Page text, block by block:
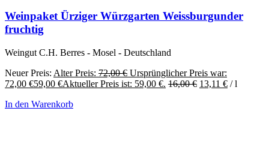
Weinpaket Ürziger Würzgarten Weissburgunder
fruchtig
Weingut C.H. Berres - Mosel - Deutschland
Neuer Preis: Alter Preis: 72,00€ Ursprünglicher Preis war:
72,00 €59,00 €Aktueller Preis ist: 59,00 €. 16,00€ 13,11 € /l
In den Warenkorb